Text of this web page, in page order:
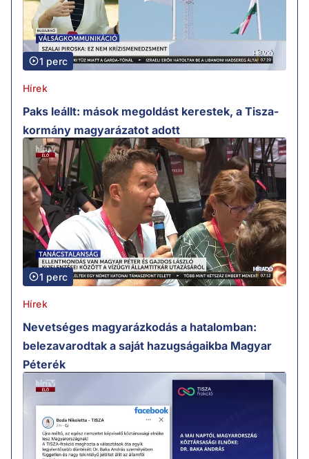
1 perc
Hírek
Paks leállt: mások megoldást kerestek, a Tisza-
kormány magyarázatot adott
1 perc
Hírek
Nevetséges magyarázkodás a hatalomban:
belezavarodtak a saját hazugságaikba Magyar
Péterék